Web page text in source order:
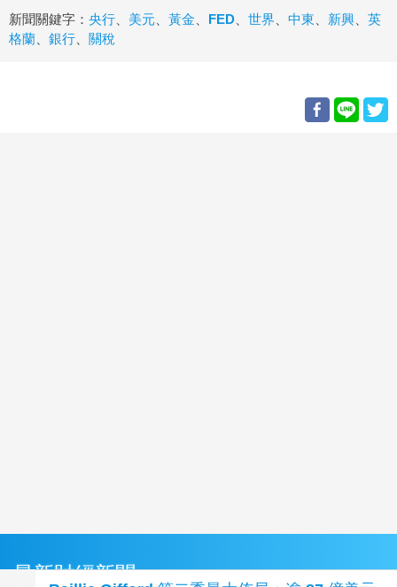
新聞關鍵字： 央行 美元 黃金 FED 世界 中東 新興
英
格蘭
銀行 關稅
最新財經新聞